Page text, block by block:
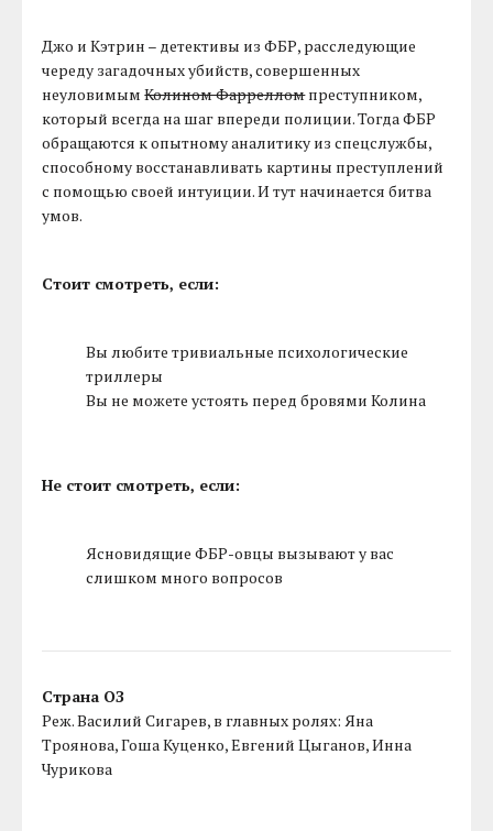
Джо и Кэтрин – детективы из ФБР, расследующие
череду загадочных убийств, совершенных
неуловимымКолином Фаррелломпреступником,
который всегда на шаг впереди полиции. Тогда ФБР
обращаются к опытному аналитику из спецслужбы,
способному восстанавливать картины преступлений
с помощью своей интуиции. И тут начинается битва
умов.
Стоит смотреть, если:
Вы любите тривиальные психологические
триллеры
Вы не можете устоять перед бровями Колина
Не стоит смотреть, если:
Ясновидящие ФБР-овцы вызывают у вас
слишком много вопросов
Страна ОЗ
Реж. Василий Сигарев, в главных ролях: Яна
Троянова, Гоша Куценко, Евгений Цыганов, Инна
Чурикова